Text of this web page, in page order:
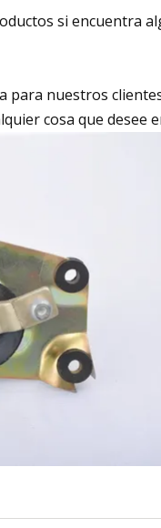
si encuentra
nuestros
cosa que desee